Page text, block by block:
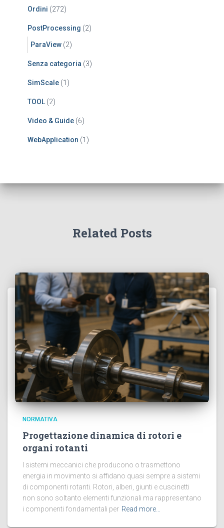
Ordini (272)
PostProcessing (2)
ParaView (2)
Senza categoria (3)
SimScale (1)
TOOL (2)
Video & Guide (6)
WebApplication (1)
Related Posts
NORMATIVA
Progettazione dinamica di rotori e
organi rotanti
I sistemi meccanici che producono o trasmettono
energia in movimento si affidano quasi sempre a sistemi
di componenti rotanti. Rotori, alberi, giunti e cuscinetti
non sono soltanto elementi funzionali ma rappresentano
i componenti fondamentali per Read more…